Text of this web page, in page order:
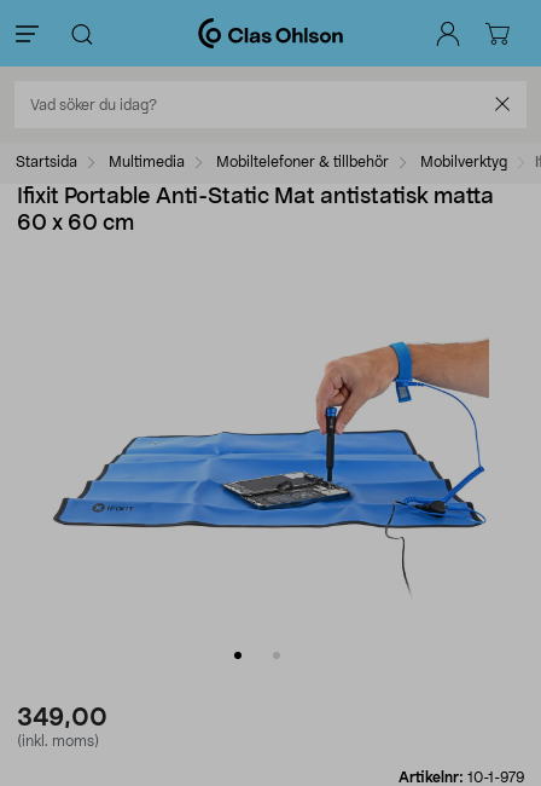
Startsida Multimedia Mobiltelefoner & tillbehör Mobilverktyg
Ifixit Portable Anti-Static Mat antistatisk matta
60 x 60 cm
349,00
(inkl. moms)
Artikelnr: 10-1-979